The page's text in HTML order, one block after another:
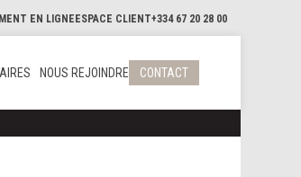
EN LIGNE ESPACE CLIENT+334 67 20 28 00
NOUS REJOINDRE CONTACT